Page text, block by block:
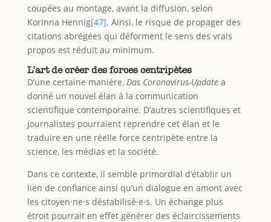
coupées au montage, avant la diffusion, selon
Korinna Hennig[47]. Ainsi, le risque de propager des
citations abrégées qui déforment le sens des vrais
propos est réduit au minimum.
L’art de créer des forces centripètes
D’une certaine manière, Das Coronavirus-Updatea
donné un nouvel élan à la communication
scientifique contemporaine. D’autres scientifiques et
journalistes pourraient reprendre cet élan et le
traduire en une réelle force centripète entre la
science, les médias et la société.
Dans ce contexte, il semble primordial d’établir un
lien de confiance ainsi qu’un dialogue en amont avec
les citoyen·ne·s déstabilisé·e·s. Un échange plus
étroit pourrait en effet générer des éclaircissements